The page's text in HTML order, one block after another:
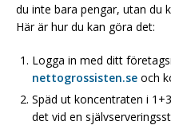
du inte bara pengar, utan du
Här är hur du kan göra det:
Logga in med ditt
nettogrossisten.se och
Späd ut koncentraten i
det vid en